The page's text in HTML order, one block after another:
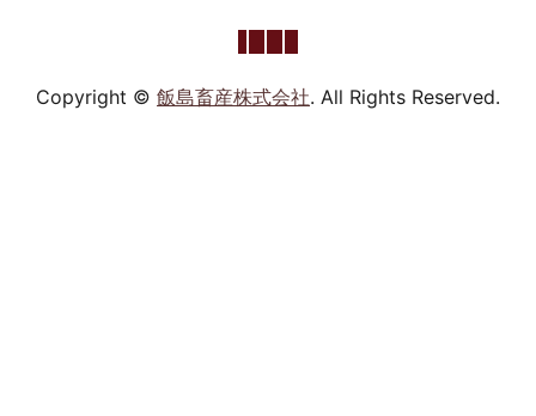
Copyright © 飯島畜産株式会社. All Rights Reserved.